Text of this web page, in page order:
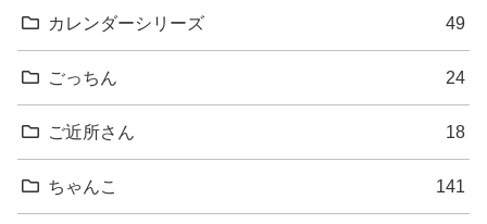
カレンダーシリーズ 49
ごっちん 24
ご近所さん 18
ちゃんこ 141